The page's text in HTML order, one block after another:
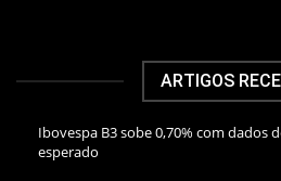
ARTIGOS
Ibovespa B3 sobe 0,70% com dados
esperado